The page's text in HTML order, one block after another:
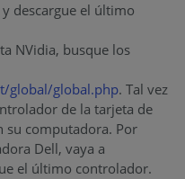
descargue el último
NVidia, busque los
global/global.php. Tal vez
de la tarjeta de
su computadora. Por
Dell, vaya a
el último controlador.